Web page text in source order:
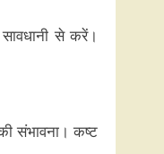
से करें।
संभावना। कष्ट